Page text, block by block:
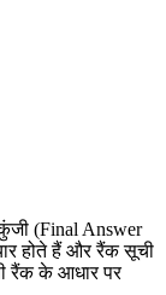
कुंजी (Final Answer
होते हैं और रैंक सूची
रैंक के आधार पर